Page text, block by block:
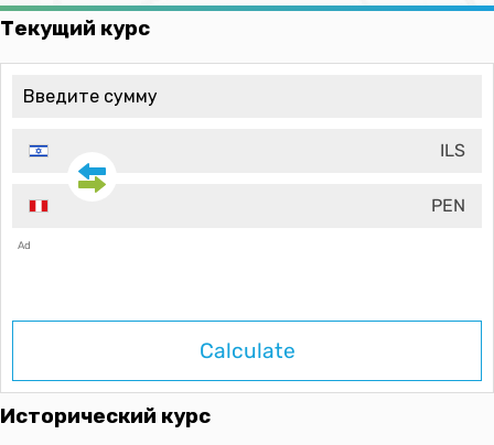
Текущий курс
ILS
PEN
Ad
Calculate
Исторический курс